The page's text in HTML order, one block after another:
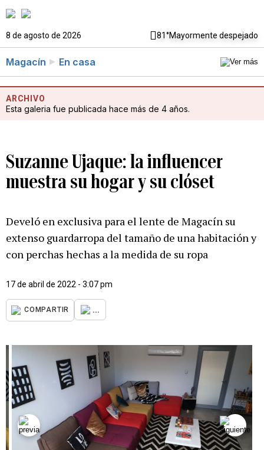
8 de agosto de 2026 81°Mayormente despejado
Magacín En casa
ARCHIVO
Esta galeria fue publicada hace más de 4 años.
Suzanne Ujaque: la influencer
muestra su hogar y su clóset
Develó en exclusiva para el lente de Magacín su
extenso guardarropa del tamaño de una habitación y
con perchas hechas a la medida de su ropa
17 de abril de 2022 - 3:07 pm
COMPARTIR ...